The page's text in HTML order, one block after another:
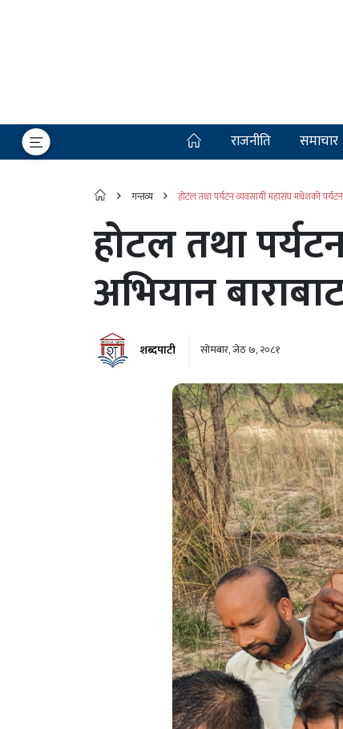
राजनीति समाचार
गन्तव्य होटल तथा पर्यटन व्यवसायी महासंघ मधेशको पर्यटन
होटल तथा
अभियान
शब्दपाटी सोमबार, जेठ ७, २०८१